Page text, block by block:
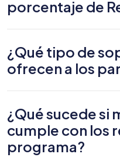
porcentaje de
¿Qué tipo de
ofrecen a los
¿Qué sucede si
cumple con los
programa?